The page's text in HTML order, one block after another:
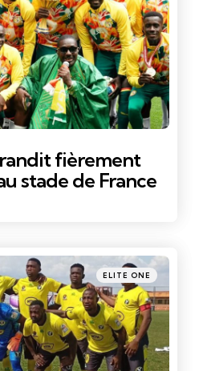
fièrement
stade de France
Posté
dans
ELITE ONE